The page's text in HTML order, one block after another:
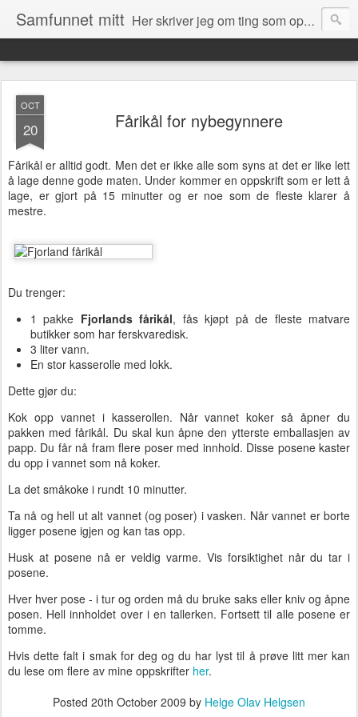
Samfunnet mitt Her skriver jeg om ting som opptar meg og ting som skjer rundt meg i samfunnet.
OCT
20 Fårikål for nybegynnere
Fårikål er alltid godt. Men det er ikke alle som syns at det er like lett
å lage denne gode maten. Under kommer en oppskrift som er lett å
lage, er gjort på 15 minutter og er noe som de fleste klarer å
mestre.
Du trenger:
1 pakke Fjorlands fårikål, fås kjøpt på de fleste matvare
butikker som har ferskvaredisk.
3 liter vann.
En stor kasserolle med lokk.
Dette gjør du:
Kok opp vannet i kasserollen. Når vannet koker så åpner du
pakken med fårikål. Du skal kun åpne den ytterste emballasjen av
papp. Du får nå fram flere poser med innhold. Disse posene kaster
du opp i vannet som nå koker.
La det småkoke i rundt 10 minutter.
Ta nå og hell ut alt vannet (og poser) i vasken. Når vannet er borte
ligger posene igjen og kan tas opp.
Husk at posene nå er veldig varme. Vis forsiktighet når du tar i
posene.
Hver hver pose - i tur og orden må du bruke saks eller kniv og åpne
posen. Hell innholdet over i en tallerken. Fortsett til alle posene er
tomme.
Hvis dette falt i smak for deg og du har lyst til å prøve litt mer kan
du lese om flere av mine oppskrifter her.
Posted 20th October 2009 by Helge Olav Helgsen